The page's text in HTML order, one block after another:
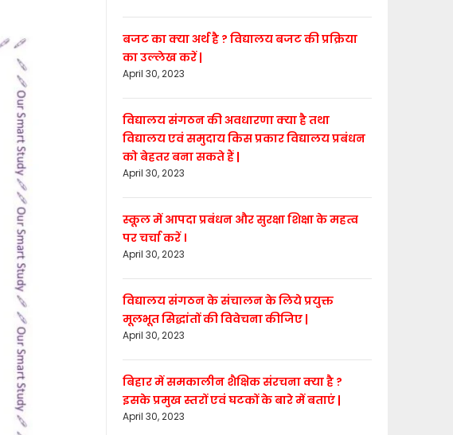
बजट का क्या अर्थ है ? विद्यालय बजट की प्रक्रिया
का उल्लेख करें |
April 30, 2023
विद्यालय संगठन की अवधारणा क्या है तथा
विद्यालय एवं समुदाय किस प्रकार विद्यालय प्रबंधन
को बेहतर बना सकते हैं |
April 30, 2023
स्कूल में आपदा प्रबंधन और सुरक्षा शिक्षा के महत्व
पर चर्चा करें ।
April 30, 2023
विद्यालय संगठन के संचालन के लिये प्रयुक्त
मूलभूत सिद्धांतों की विवेचना कीजिए |
April 30, 2023
बिहार में समकालीन शैक्षिक संरचना क्या है ?
इसके प्रमुख स्तरों एवं घटकों के बारे में बताएं |
April 30, 2023